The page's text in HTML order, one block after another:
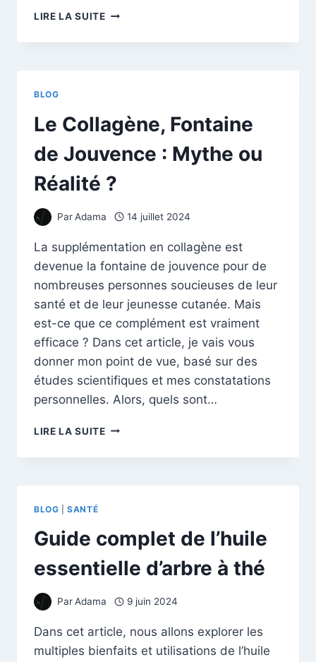
LIRE LA SUITELES
DES
BLOG
Le Collagène, Fontaine
de Jouvence : Mythe ou
Réalité ?
ParAdama 14 juillet 2024
La supplémentation en collagène est
devenue la fontaine de jouvence pour de
nombreuses personnes soucieuses de leur
santé et de leur jeunesse cutanée. Mais
est-ce que ce complément est vraiment
efficace ? Dans cet article, je vais vous
donner mon point de vue, basé sur des
études scientifiques et mes constatations
personnelles. Alors, quels sont…
LIRE LA SUITELE
FONTAINE
RÉALITÉ
BLOG |SANTÉ
Guide complet de l’huile
essentielle d’arbre à thé
ParAdama 9 juin 2024
Dans cet article, nous allons explorer les
multiples bienfaits et utilisations de l’huile